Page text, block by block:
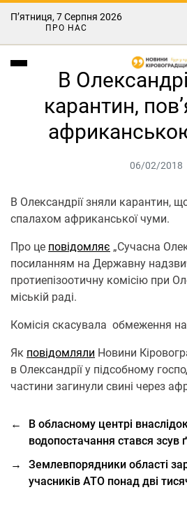
П’ятниця, 7 Серпня 2026
ПРО НАС
В
карантин,
06/02/2018
В Олександрії зняли карантин,
спалахом африканської чуми.
Про це повідомляє „Сучасна
посиланням на Державну
протиепізоотичну комісію при
міській раді.
Комісія скасувала обмеження
Як повідомляли Новини
в Олександрії у підсобному
частини загинули свині через
←
В обласному центрі
водопостачання стався зсув
→
Землевпорядники області
учасників АТО понад дві